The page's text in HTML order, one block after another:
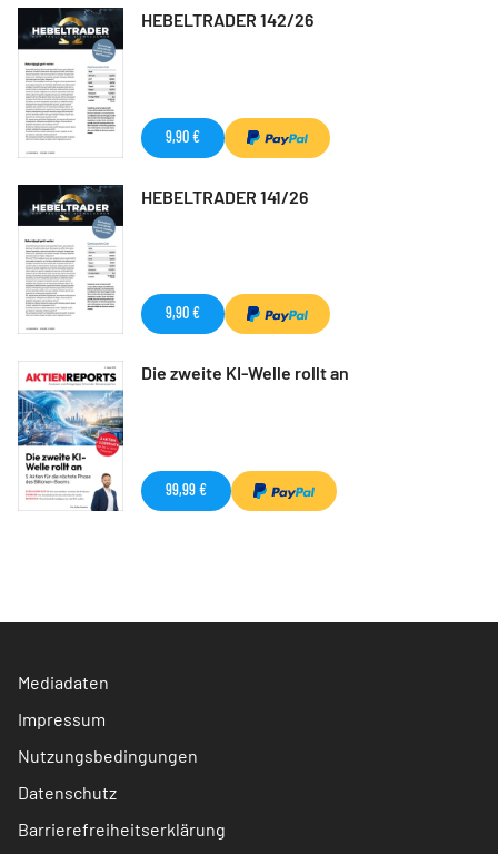
HEBELTRADER 142/26
9,90 €
HEBELTRADER 141/26
9,90 €
Die zweite KI-Welle rollt an
99,99 €
Mediadaten
Impressum
Nutzungsbedingungen
Datenschutz
Barrierefreiheitserklärung